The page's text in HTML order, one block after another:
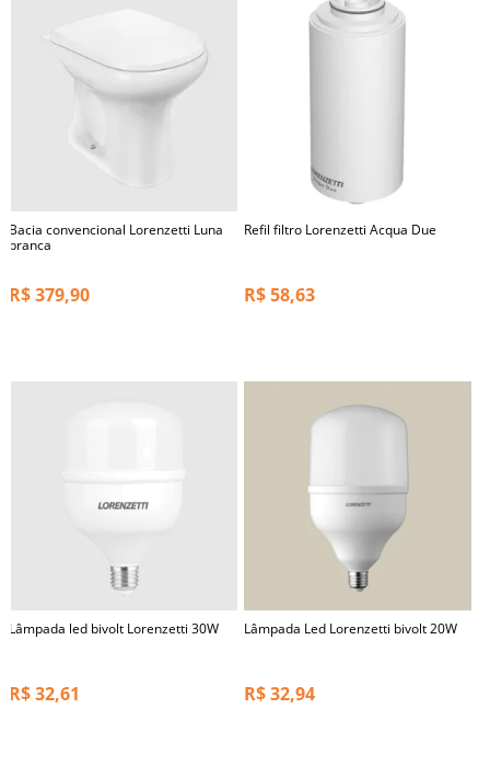
Bacia convencional Lorenzetti Luna
branca
R$379,90
Refil filtro Lorenzetti Acqua Due
R$58,63
Lâmpada led bivolt Lorenzetti 30W
R$32,61
Lâmpada Led Lorenzetti bivolt 20W
R$32,94